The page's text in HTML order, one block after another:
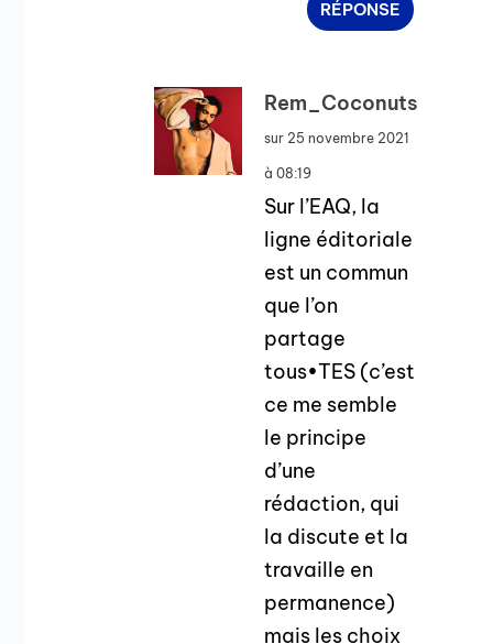
RÉPONSE
Rem_Coconuts
sur 25 novembre 2021
à 08:19
Sur l’EAQ, la
ligne éditoriale
est un commun
que l’on
partage
tous•TES (c’est
ce me semble
le principe
d’une
rédaction, qui
la discute et la
travaille en
permanence)
mais les choix